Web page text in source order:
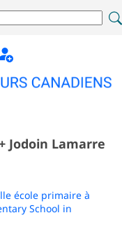
Jodoin Lamarre
école primaire à
School in